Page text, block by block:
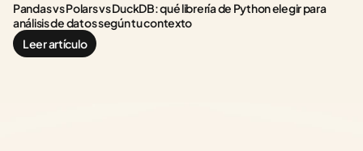
Pandas vs Polars vs DuckDB: qué librería de Python elegir para
análisis de datos según tu contexto
Leer artículo